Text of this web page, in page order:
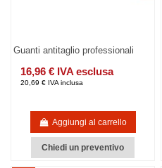
Guanti antitaglio professionali
16,96 € IVA esclusa
20,69 € IVA inclusa
Aggiungi al carrello
Chiedi un preventivo